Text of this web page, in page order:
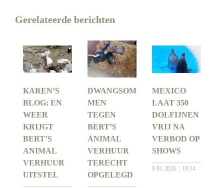
Gerelateerde berichten
KAREN’S
BLOG: EN
WEER
KRIJGT
BERT’S
ANIMAL
VERHUUR
UITSTEL
DWANGSOM
MEN
TEGEN
BERT’S
ANIMAL
VERHUUR
TERECHT
OPGELEGD
MEXICO
LAAT 350
DOLFIJNEN
VRIJ NA
VERBOD OP
SHOWS
8 01 2026 19:34